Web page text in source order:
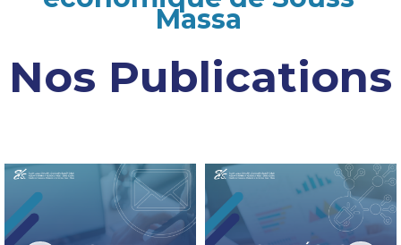
Massa
Nos Publications